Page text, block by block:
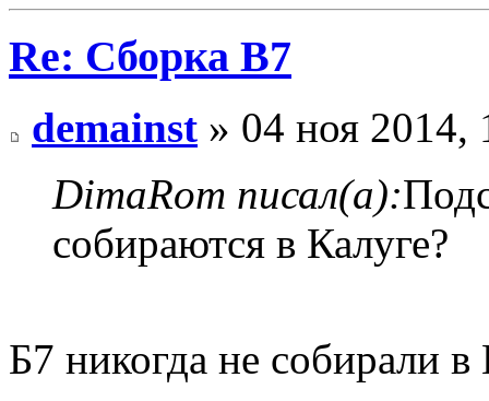
Re: Сборка B7
demainst » 04 ноя 2014,
DimaRom писал(а):
собираются в Калуге?
Б7 никогда не собирали в